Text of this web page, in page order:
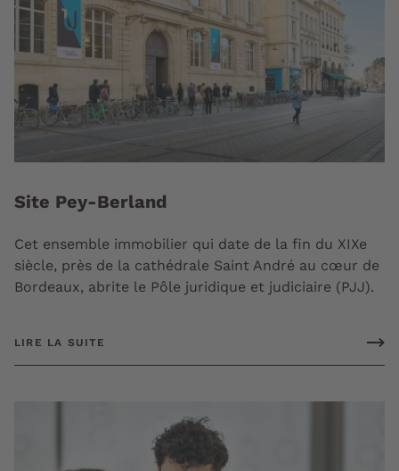
Site Pey-Berland
Cet ensemble immobilier qui date de la fin du XIXe
siècle, près de la cathédrale Saint André au cœur de
Bordeaux, abrite le Pôle juridique et judiciaire (PJJ).
LIRE LA SUITE